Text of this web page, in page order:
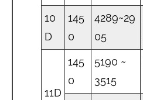
10
D
145
0
4289~29
05
11D
145
0
5190 ~
3515